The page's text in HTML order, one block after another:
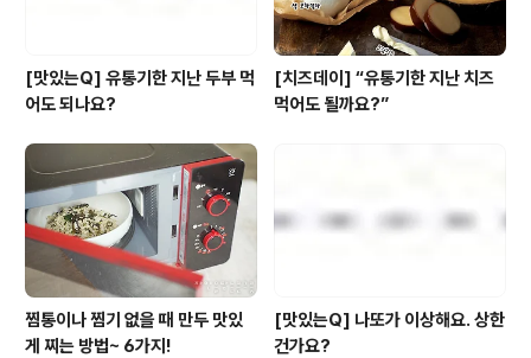
[맛있는Q] 유통기한 지난 두부 먹
어도 되나요?
[치즈데이] “유통기한 지난 치즈
먹어도 될까요?”
찜통이나 찜기 없을 때 만두 맛있
게 찌는 방법~ 6가지!
[맛있는Q] 나또가 이상해요. 상한
건가요?